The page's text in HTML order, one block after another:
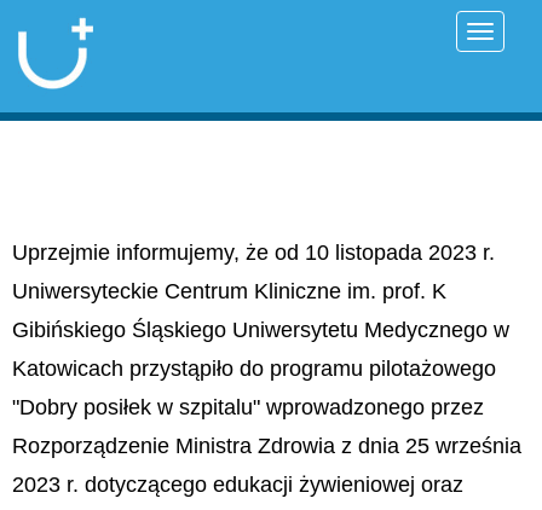
Uprzejmie informujemy, że od 10 listopada 2023 r.
Uniwersyteckie Centrum Kliniczne im. prof. K
Gibińskiego Śląskiego Uniwersytetu Medycznego w
Katowicach przystąpiło do programu pilotażowego
"Dobry posiłek w szpitalu" wprowadzonego przez
Rozporządzenie Ministra Zdrowia z dnia 25 września
2023 r. dotyczącego edukacji żywieniowej oraz